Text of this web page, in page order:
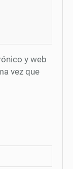
y web
vez que